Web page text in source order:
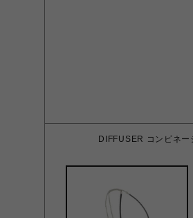
DIFFUSER コンビネ